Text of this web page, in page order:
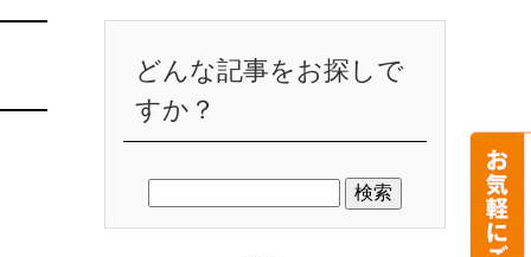
どんな記事をお探しで
すか？